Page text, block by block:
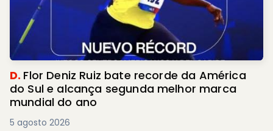
D. Flor Deniz Ruiz bate recorde da América
do Sul e alcança segunda melhor marca
mundial do ano
5 agosto 2026